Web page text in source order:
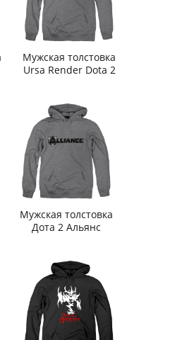
Мужская толстовка
Ursa Render Dota 2
Мужская толстовка
Дота 2 Альянс